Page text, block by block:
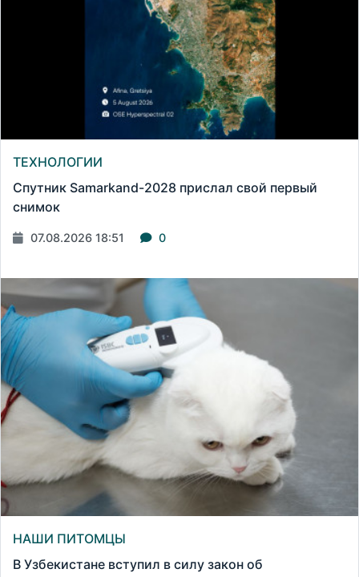
ТЕХНОЛОГИИ
Спутник Samarkand-2028 прислал свой первый
снимок
07.08.2026 18:51 0
НАШИ ПИТОМЦЫ
В Узбекистане вступил в силу закон об